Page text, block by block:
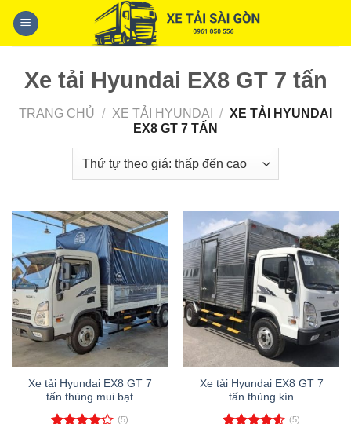
Skip
content
Xe tải Hyundai EX8 GT 7 tấn
TRANG CHỦ / XE TẢI HYUNDAI / XE TẢI HYUNDAI
EX8 GT 7 TẤN
Xe tải Hyundai EX8 GT 7
tấn thùng mui bạt
(5)
Xe tải Hyundai EX8 GT 7
tấn thùng kín
(5)